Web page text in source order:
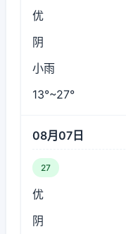
优
阴
小雨
13°~27°
08月07日
27
优
阴